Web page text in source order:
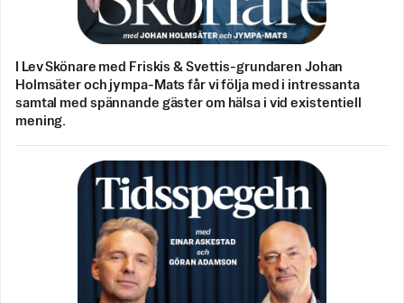
I Lev Skönare med Friskis & Svettis-grundaren Johan
Holmsäter och jympa-Mats får vi följa med i intressanta
samtal med spännande gäster om hälsa i vid existentiell
mening.